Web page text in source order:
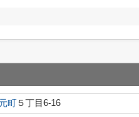
町 ５丁目6-16